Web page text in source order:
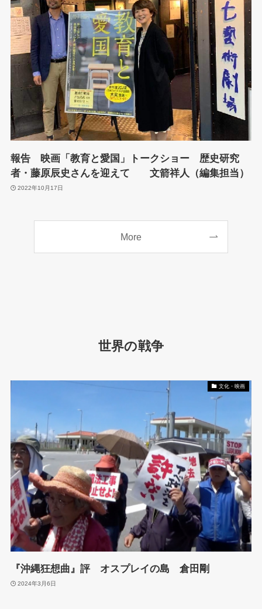
報告 映画「教育と愛国」トークショー 歴史研究
者・藤原辰史さんを迎えて 文箭祥人（編集担当）
2022年10月17日
More
世界の戦争
文化・映画
『沖縄狂想曲』評 オスプレイの島 倉田剛
2024年3月6日